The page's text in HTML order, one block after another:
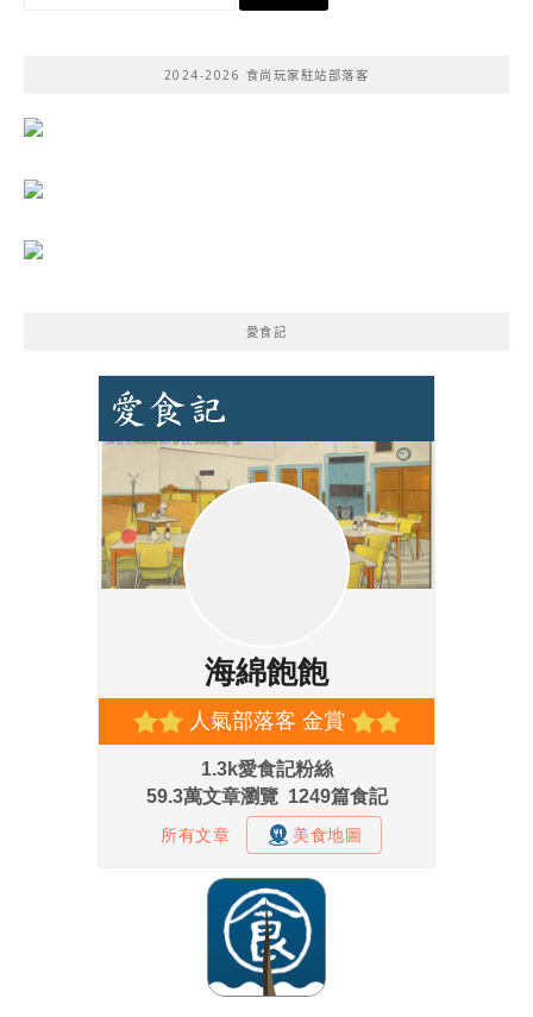
2024-2026 食尚玩家駐站部落客
愛食記